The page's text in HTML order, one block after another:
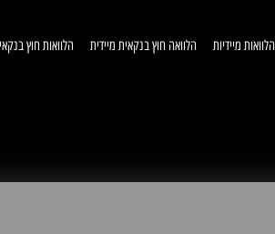
הלוואות מיידיות הלוואה חוץ בנקאית מיידית הלוואות חוץ